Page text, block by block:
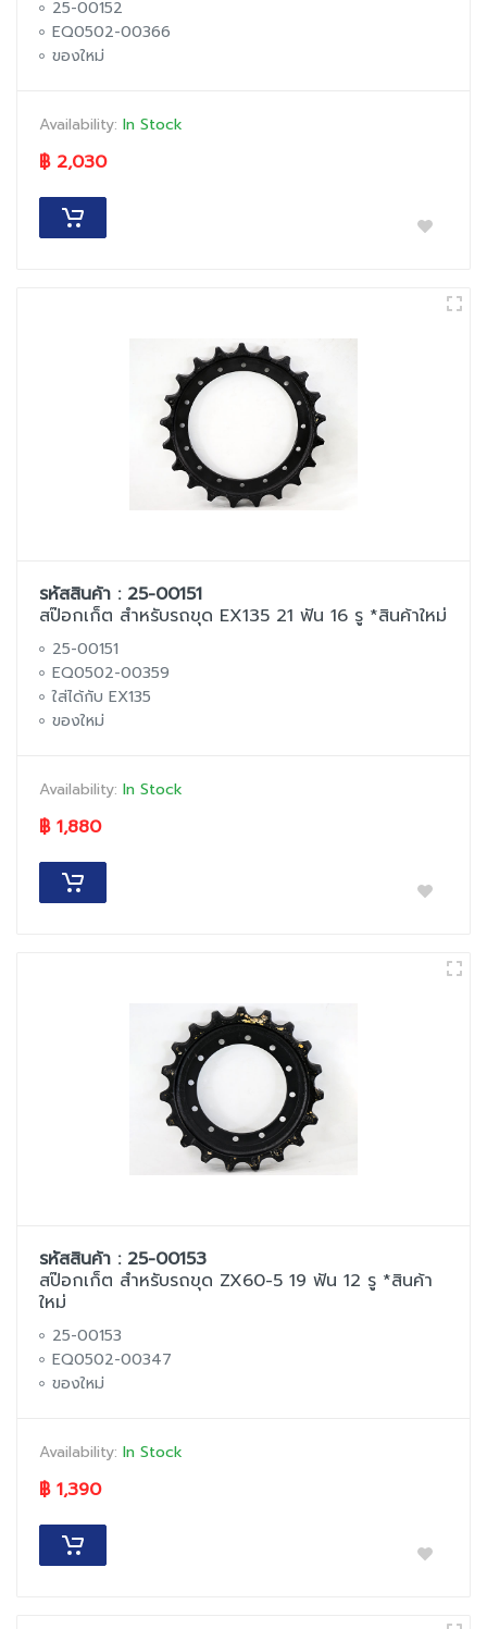
25-00152
EQ0502-00366
ของใหม่
Availability: In Stock
฿ 2,030
รหัสสินค้า : 25-00151
สป๊อกเก็ต สำหรับรถขุด EX135 21 ฟัน 16 รู *สินค้าใหม่
25-00151
EQ0502-00359
ใส่ได้กับ EX135
ของใหม่
Availability: In Stock
฿ 1,880
รหัสสินค้า : 25-00153
สป๊อกเก็ต สำหรับรถขุด ZX60-5 19 ฟัน 12 รู *สินค้า
ใหม่
25-00153
EQ0502-00347
ของใหม่
Availability: In Stock
฿ 1,390